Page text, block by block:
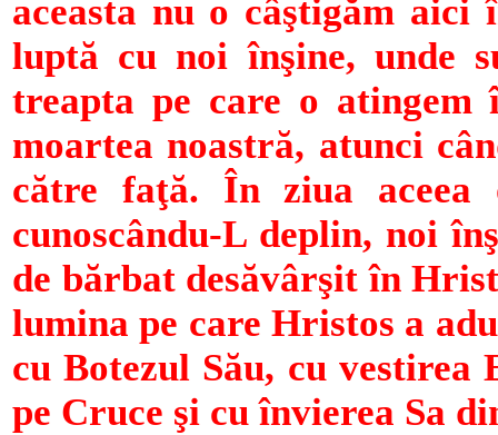
aceasta nu o câştigăm aici
luptă cu noi înşine, unde
treapta pe care o atingem
moartea noastră, atunci
către faţă. În ziua
cunoscându-L deplin, noi
de bărbat desăvârşit în
lumina pe care Hristos a
cu Botezul Său, cu vestirea
pe Cruce şi cu învierea Sa